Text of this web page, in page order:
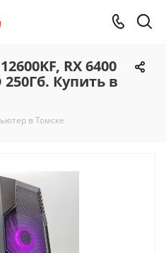
RX 6400
250Гб. Купить в
в Томске